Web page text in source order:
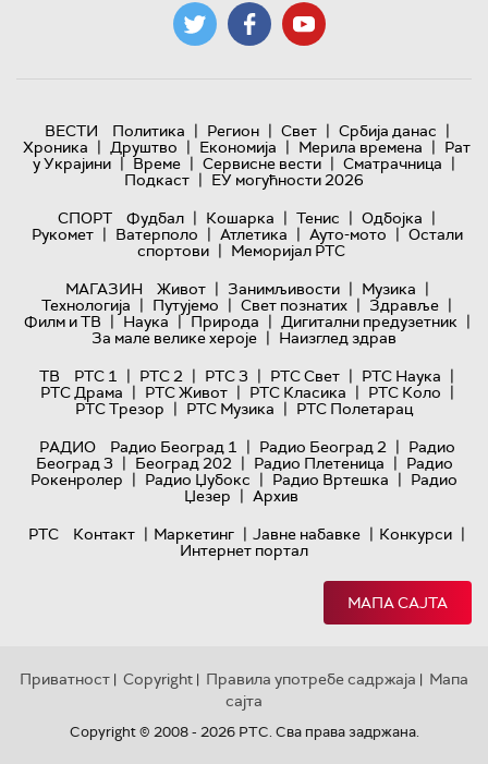
ВЕСТИ Политика | Регион | Свет | Србија данас |
Хроника | Друштво | Економија | Мерила времена | Рат
у Украјини | Време | Сервисне вести | Сматрачница |
Подкаст | ЕУ могућности 2026
СПОРТ
Фудбал | Кошарка | Тенис | Одбојка |
Рукомет | Ватерполо | Атлетика | Ауто-мото | Остали
спортови | Меморијал РТС
МАГАЗИН
Живот | Занимљивости | Музика |
Технологијa | Путујемо | Свет познатих | Здравље |
Филм и ТВ | Наука | Природа | Дигитални предузетник |
За мале велике хероје | Наизглед здрав
ТВ
РТС 1 | РТС 2 | РТС 3 | РТС Свет | РТС Наука |
РТС Драма | РТС Живот | РТС Класика | РТС Коло |
РТС Трезор | РТС Музика | РТС Полетарац
РАДИО
Радио Београд 1 | Радио Београд 2 | Радио
Београд 3 | Београд 202 | Радио Плетеница | Радио
Рокенролер | Радио Џубокс | Радио Вртешка | Радио
Џезер | Архив
РТС
Контакт | Маркетинг | Јавне набавке | Конкурси |
Интернет портал
МАПА САЈТА
Приватност | Copyright | Правила употребе садржаја | Мапа
сајта
Copyright © 2008 - 2026 РТС. Сва права задржана.